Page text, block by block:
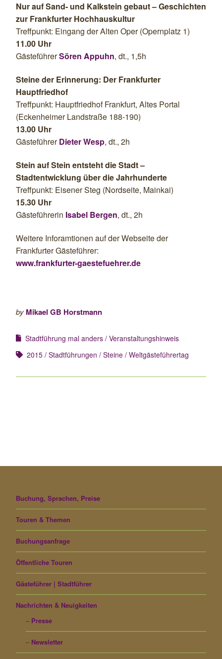
Nur auf Sand- und Kalkstein gebaut – Geschichten
zur Frankfurter Hochhauskultur
Treffpunkt: Eingang der Alten Oper (Opernplatz 1)
11.00 Uhr
GästeführerSören Appuhn, dt., 1,5h
Steine der Erinnerung: Der Frankfurter
Hauptfriedhof
Treffpunkt: Hauptfriedhof Frankfurt, Altes Portal
(Eckenheimer Landstraße 188-190)
13.00 Uhr
GästeführerDieter Wesp, dt., 2h
Stein auf Stein entsteht die Stadt –
Stadtentwicklung über die Jahrhunderte
Treffpunkt: Eisener Steg (Nordseite, Mainkai)
15.30 Uhr
Gästeführerin Isabel Bergen, dt., 2h
Weitere Inforamtionen auf der Webseite der
Frankfurter Gästeführer:
www.frankfurter-gaestefuehrer.de
by Mikael GB Horstmann
Stadtführung mal anders Veranstaltungshinweis
2015 Stadtführungen Steine Weltgästeführertag
Buchung, Sprachen, Preise
Touren & Themen
Buchungsanfrage
Öffentliche Touren
Gästeführer | Stadtführer
Nachrichten & Neuigkeiten
Presse
Newsletter